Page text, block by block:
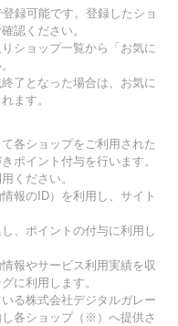
録可能です。登録したショ
認ください。
ショップ一覧から「お気に
了となった場合は、お気に
ます。
各ショップをご利用された
ポイント付与を行います。
ください。
報のID）を利用し、サイト
、ポイントの付与に利用し
報やサービス利用実績を収
に利用します。
る株式会社デジタルガレー
各ショップ（※）へ提供さ